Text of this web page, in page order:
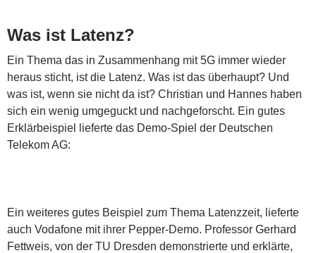
Was ist Latenz?
Ein Thema das in Zusammenhang mit 5G immer wieder
heraus sticht, ist die Latenz. Was ist das überhaupt? Und
was ist, wenn sie nicht da ist? Christian und Hannes haben
sich ein wenig umgeguckt und nachgeforscht. Ein gutes
Erklärbeispiel lieferte das Demo-Spiel der Deutschen
Telekom AG:
Ein weiteres gutes Beispiel zum Thema Latenzzeit, lieferte
auch Vodafone mit ihrer Pepper-Demo. Professor Gerhard
Fettweis, von der TU Dresden demonstrierte und erklärte,